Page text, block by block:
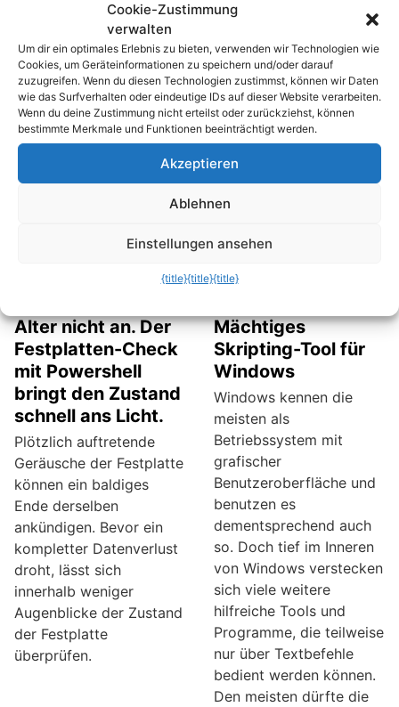
Alternative zum
Kommandozeilen-Tool,
existiert schon eine
ganze Weile. Früher
musste man es separat
herunterladen aber seit
Windows 7 ist es ein Teil
des Betriebssystems. Mit
blitzschnell auslesen.
Strukturen stolpert man
mal auf Verzeichnisse,
die für das aktive
Benutzerkonto gesperrt
sind. Möchtest du alle
Ordner auflisten, auf die
du nicht zugreifen
darfst? Mit dem Tool
PowerShell geht das am
Alter nicht an. Der
Festplatten-Check
mit Powershell
bringt den Zustand
schnell ans Licht.
Plötzlich auftretende
Geräusche der Festplatte
können ein baldiges
Ende derselben
ankündigen. Bevor ein
kompletter Datenverlust
droht, lässt sich
innerhalb weniger
Augenblicke der Zustand
der Festplatte
überprüfen.
Mächtiges
Skripting-Tool für
Windows
Windows kennen die
meisten als
Betriebssystem mit
grafischer
Benutzeroberfläche und
benutzen es
dementsprechend auch
so. Doch tief im Inneren
von Windows verstecken
sich viele weitere
hilfreiche Tools und
Programme, die teilweise
nur über Textbefehle
bedient werden können.
Den meisten dürfte die
Cookie-Zustimmung
verwalten
Um dir ein optimales Erlebnis zu bieten, verwenden wir Technologien wie
Cookies, um Geräteinformationen zu speichern und/oder darauf
zuzugreifen. Wenn du diesen Technologien zustimmst, können wir Daten
wie das Surfverhalten oder eindeutige IDs auf dieser Website verarbeiten.
Wenn du deine Zustimmung nicht erteilst oder zurückziehst, können
bestimmte Merkmale und Funktionen beeinträchtigt werden.
Akzeptieren
Ablehnen
Einstellungen ansehen
{title}{title}{title}